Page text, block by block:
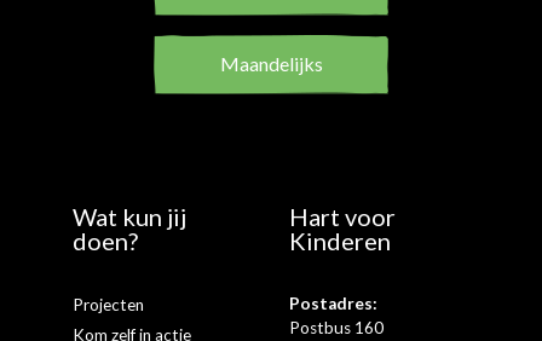
Maandelijks
Wat kun jij
doen?
Projecten
Kom zelf in actie
Hart voor
Kinderen
Postadres:
Postbus 160